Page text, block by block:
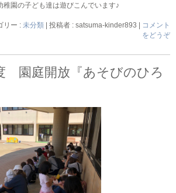
稚園の子ども達は遊びこんでいます♪
リー : 未分類 投稿者 : satsuma-kinder893
コメント
をどうぞ
園庭開放『あそびのひろ